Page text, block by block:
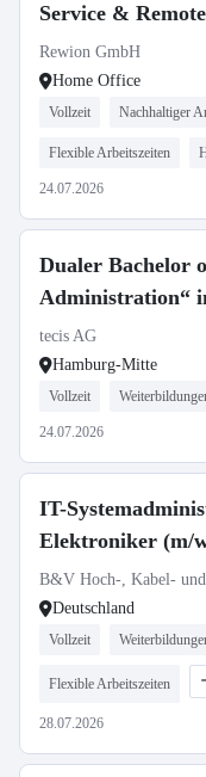
Service &
Rewion GmbH
Home Office
Vollzeit Nachhaltiger
Flexible Arbeitszeiten
24.07.2026
Dualer Bachelor
Administration“
tecis AG
Hamburg-Mitte
Vollzeit
24.07.2026
IT-
Elektroniker (m/
B&V Hoch-, Kabel-
Deutschland
Vollzeit
Flexible Arbeitszeiten
28.07.2026